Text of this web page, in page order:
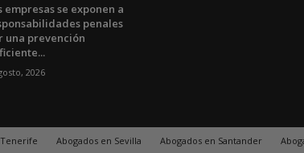
empresas se exponen a
penales
una prevención
2026
Abogados en Sevilla Abogados en Santander